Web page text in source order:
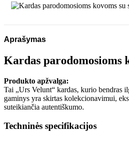
Aprašymas
Kardas parodomosioms
Produkto apžvalga:
Tai „Urs Velunt“ kardas, kurio bendras
gaminys yra skirtas kolekcionavimui,
suteikiančia autentiškumo.
Techninės specifikacijos